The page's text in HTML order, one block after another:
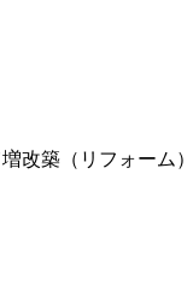
改築（リフォーム